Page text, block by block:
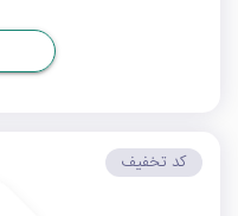
کد تخفیف